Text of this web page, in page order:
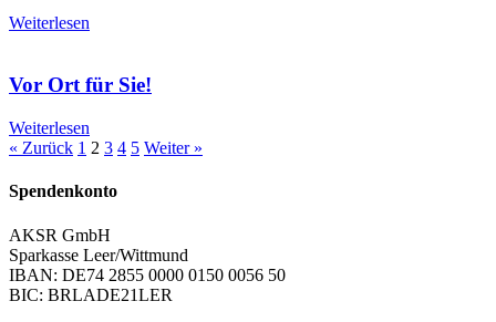
Weiterlesen
Vor Ort für Sie!
Weiterlesen
« Zurück 1 2 3 4 5 Weiter »
Spendenkonto
AKSR GmbH
Sparkasse Leer/Wittmund
IBAN: DE74 2855 0000 0150 0056 50
BIC: BRLADE21LER